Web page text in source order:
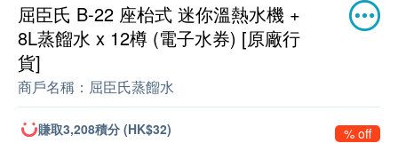
屈臣氏 B-22 座枱式 迷你溫熱水機 +
8L蒸餾水 x 12樽 (電子水券) [原廠行
貨]
商戶名稱： 屈臣氏蒸餾水
賺取3,208積分 (HK$32) % off